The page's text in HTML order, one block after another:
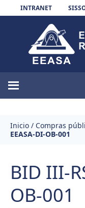
Skip to content
INTRANET
Inicio / Compras
EEASA-DI-OB-001
BID III-
OB-001